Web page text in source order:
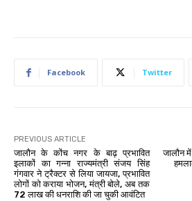
Facebook Twitter
PREVIOUS ARTICLE
जालौन के कोंच नगर के बाढ़ प्रभावित
इलाकों का गन्ना राज्यमंत्री संजय सिंह
गंगवार ने ट्रैक्टर से लिया जायजा, प्रभावित
लोगों को कराया भोजन, मंत्री बोले, अब तक
72 लाख की धनराशि की जा चुकी आवंटित
जालौन में